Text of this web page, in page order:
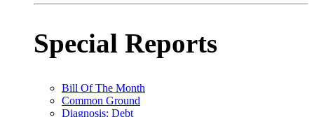
Special Reports
Bill Of The Month
Common Ground
Diagnosis: Debt